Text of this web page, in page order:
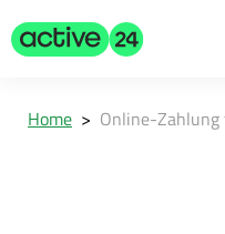
Home > Online-Zahlung